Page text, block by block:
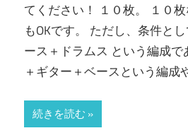
てください！ １０枚。 １０
もOKです。 ただし、条件と
ース＋ドラムス という編成で
＋ギター＋ベースという編成
続きを読む